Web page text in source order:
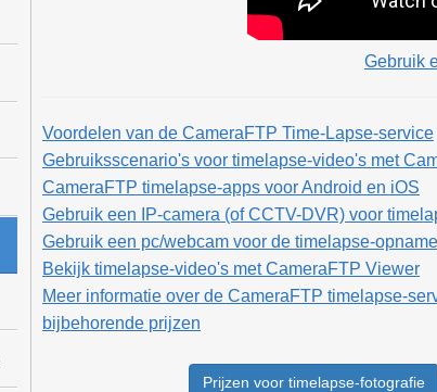
Gebruik
Voordelen van de CameraFTP Time-Lapse-service
Gebruiksscenario's voor timelapse-video's met
CameraFTP timelapse-apps voor Android en iOS
Gebruik een IP-camera (of CCTV-DVR) voor
Gebruik een pc/webcam voor de timelapse-opname
Bekijk timelapse-video's met CameraFTP Viewer
Meer informatie over de CameraFTP timelapse-
bijbehorende prijzen
Prijzen voor timelapse-fotografie